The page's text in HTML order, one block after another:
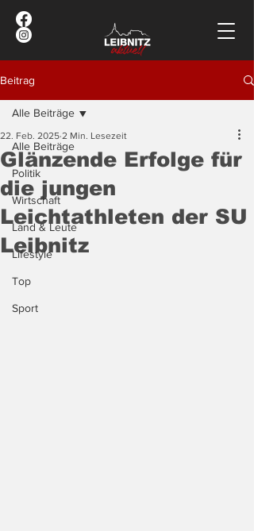
Beitrag
Alle Beiträge
Politik
Wirtschaft
Land & Leute
Lifestyle
Top
Sport
Alle Beiträge
Glänzende Erfolge für
die jungen
Leichtathleten der SU
Leibnitz
22. Feb. 2025 2 Min. Lesezeit